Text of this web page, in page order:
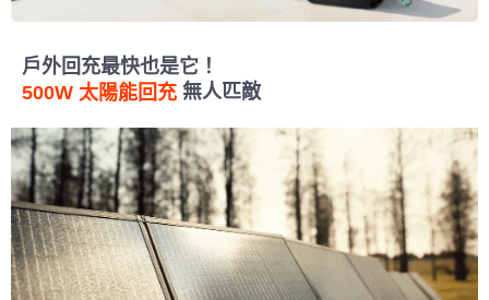
戶外回充最快也是它！
500W 太陽能回充 無人匹敵